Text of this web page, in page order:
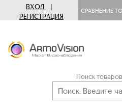
ВХОД
|
РЕГИСТРАЦИЯ
СРАВНЕНИЕ
Поиск